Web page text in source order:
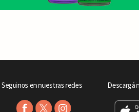
Seguinos en nuestras redes Descargá